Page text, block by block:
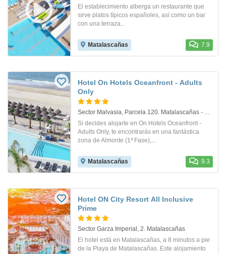
El establecimiento alberga un restaurante que
sirve platos típicos españoles, así como un bar
con una terraza...
Matalascañas 7.9
Hotel On Hotels Oceanfront - Adults
Only
Sector Malvasia, Parcela 120. Matalascañas - Almonte
Si decides alojarte en On Hotels Oceanfront -
Adults Only, te encontrarás en una fantástica
zona de Almonte (1ª Fase),...
Matalascañas 9.3
Hotel ON City Resort All Inclusive
Prime
Sector Garza Imperial, 2. Matalascañas
El hotel está en Matalascañas, a 8 minutos a pie
de la Playa de Matalascañas. Este alojamiento